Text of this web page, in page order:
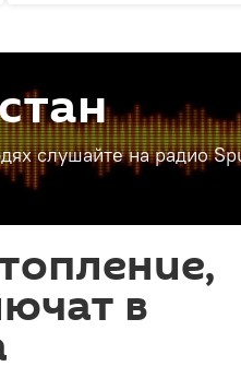
слушайте на радио
в